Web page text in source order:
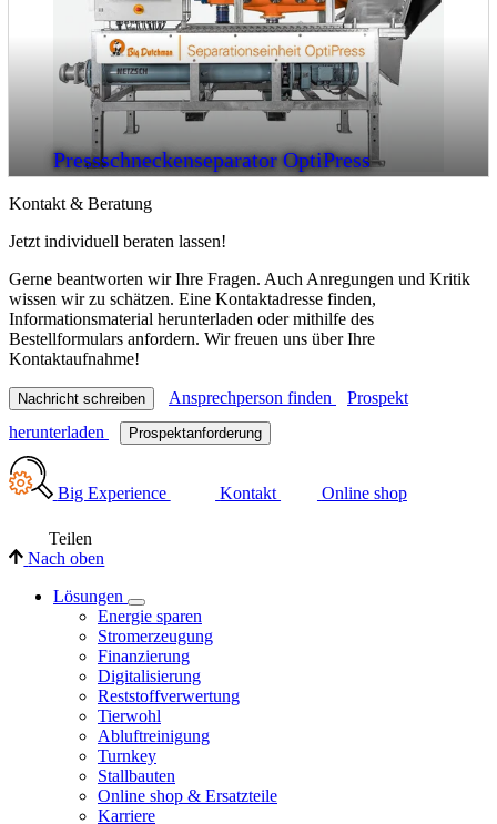
Pressschneckenseparator OptiPress
Kontakt & Beratung
Jetzt individuell beraten lassen!
Gerne beantworten wir Ihre Fragen. Auch Anregungen und Kritik
wissen wir zu schätzen. Eine Kontaktadresse finden,
Informationsmaterial herunterladen oder mithilfe des
Bestellformulars anfordern. Wir freuen uns über Ihre
Kontaktaufnahme!
Nachricht schreiben Ansprechperson finden
Prospekt
herunterladen
Prospektanforderung
Big Experience Kontakt Online shop
Teilen
Nach oben
Lösungen
Energie sparen
Stromerzeugung
Finanzierung
Digitalisierung
Reststoffverwertung
Tierwohl
Abluftreinigung
Turnkey
Stallbauten
Online shop & Ersatzteile
Karriere